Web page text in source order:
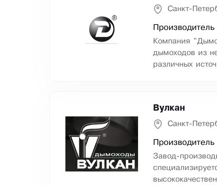
Санкт-
Компания
дымоходов из
различных
Вулкан
Санкт-
Завод-